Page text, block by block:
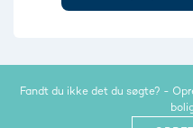
Fandt du ikke det du søgte? -